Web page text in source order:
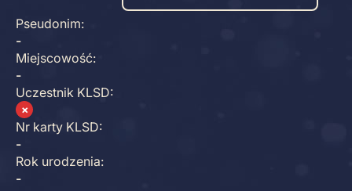
Pseudonim:
-
Miejscowość:
-
Uczestnik KLSD:
✗
Nr karty KLSD:
-
Rok urodzenia:
-